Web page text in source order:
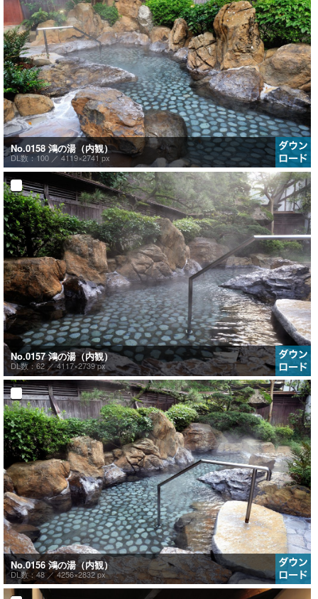
No.0158 鴻の湯（内観）
DL数：100 ／ 4119×2741 px
No.0157 鴻の湯（内観）
DL数：62 ／4117×2739 px
No.0156 鴻の湯（内観）
DL数：48 ／4256×2832 px